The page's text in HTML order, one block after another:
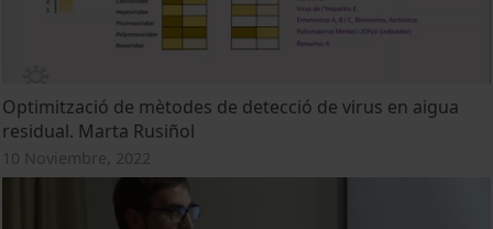
Optimització de mètodes de detecció de virus en aigua
residual. Marta Rusiñol
10 Noviembre, 2022